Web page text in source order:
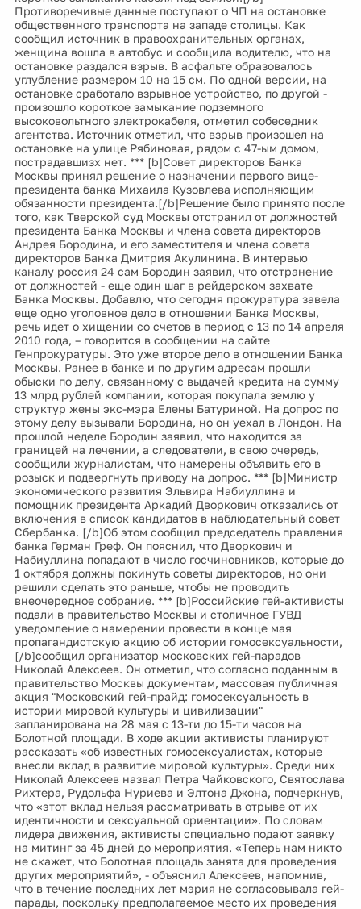
Противоречивые данные поступают о ЧП на остановке
общественного транспорта на западе столицы. Как
сообщил источник в правоохранительных органах,
женщина вошла в автобус и сообщила водителю, что на
остановке раздался взрыв. В асфальте образовалось
углубление размером 10 на 15 см. По одной версии, на
остановке сработало взрывное устройство, по другой -
произошло короткое замыкание подземного
высоковольтного электрокабеля, отметил собеседник
агентства. Источник отметил, что взрыв произошел на
остановке на улице Рябиновая, рядом с 47-ым домом,
пострадавшизх нет. *** [b]Совет директоров Банка
Москвы принял решение о назначении первого вице-
президента банка Михаила Кузовлева исполняющим
обязанности президента.[/b]Решение было принято после
того, как Тверской суд Москвы отстранил от должностей
президента Банка Москвы и члена совета директоров
Андрея Бородина, и его заместителя и члена совета
директоров Банка Дмитрия Акулинина. В интервью
каналу россия 24 сам Бородин заявил, что отстранение
от должностей - еще один шаг в рейдерском захвате
Банка Москвы. Добавлю, что сегодня прокуратура завела
еще одно уголовное дело в отношении Банка Москвы,
речь идет о хищении со счетов в период с 13 по 14 апреля
2010 года, – говорится в сообщении на сайте
Генпрокуратуры. Это уже второе дело в отношении Банка
Москвы. Ранее в банке и по другим адресам прошли
обыски по делу, связанному с выдачей кредита на сумму
13 млрд рублей компании, которая покупала землю у
структур жены экс-мэра Елены Батуриной. На допрос по
этому делу вызывали Бородина, но он уехал в Лондон. На
прошлой неделе Бородин заявил, что находится за
границей на лечении, а следователи, в свою очередь,
сообщили журналистам, что намерены объявить его в
розыск и подвергнуть приводу на допрос. *** [b]Министр
экономического развития Эльвира Набиуллина и
помощник президента Аркадий Дворкович отказались от
включения в список кандидатов в наблюдательный совет
Сбербанка. [/b]Об этом сообщил председатель правления
банка Герман Греф. Он пояснил, что Дворкович и
Набиуллина попадают в число госчиновников, которые до
1 октября должны покинуть советы директоров, но они
решили сделать это раньше, чтобы не проводить
внеочередное собрание. *** [b]Российские гей-активисты
подали в правительство Москвы и столичное ГУВД
уведомление о намерении провести в конце мая
пропагандистскую акцию об истории гомосексуальности,
[/b]сообщил организатор московских гей-парадов
Николай Алексеев. Он отметил, что согласно поданным в
правительство Москвы документам, массовая публичная
акция "Московский гей-прайд: гомосексуальность в
истории мировой культуры и цивилизации"
запланирована на 28 мая с 13-ти до 15-ти часов на
Болотной площади. В ходе акции активисты планируют
рассказать «об известных гомосексуалистах, которые
внесли вклад в развитие мировой культуры». Среди них
Николай Алексеев назвал Петра Чайковского, Святослава
Рихтера, Рудольфа Нуриева и Элтона Джона, подчеркнув,
что «этот вклад нельзя рассматривать в отрыве от их
идентичности и сексуальной ориентации». По словам
лидера движения, активисты специально подают заявку
на митинг за 45 дней до мероприятия. «Теперь нам никто
не скажет, что Болотная площадь занята для проведения
других мероприятий», - объяснил Алексеев, напомнив,
что в течение последних лет мэрия не согласовывала гей-
парады, поскольку предполагаемое место их проведения